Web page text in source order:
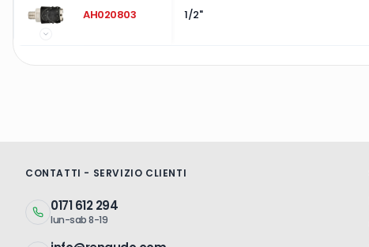
AH020803 1/2"
CONTATTI - SERVIZIO CLIENTI
0171 612 294
lun-sab 8-19